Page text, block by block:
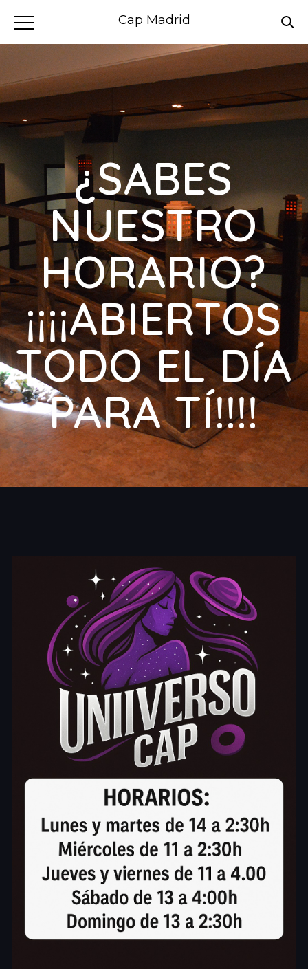
Cap Madrid
¿SABES
NUESTRO
HORARIO?
¡¡¡¡ABIERTOS
TODO EL DÍA
PARA TÍ!!!!